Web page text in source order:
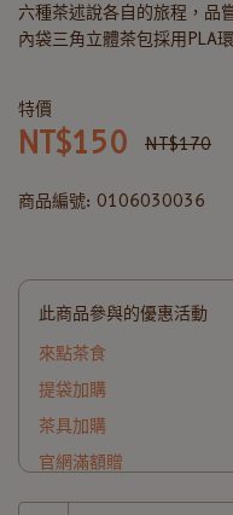
六種茶述說各自的旅程，品
內袋三角立體茶包採用PLA
特價
NT$150 NT$170
商品編號: 0106030036
此商品參與的優惠活動
來點茶食
提袋加購
茶具加購
官網滿額贈